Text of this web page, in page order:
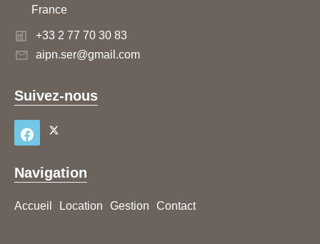
France
+33 2 77 70 30 83
aipn.ser@gmail.com
Suivez-nous
Navigation
Accueil Location Gestion Contact